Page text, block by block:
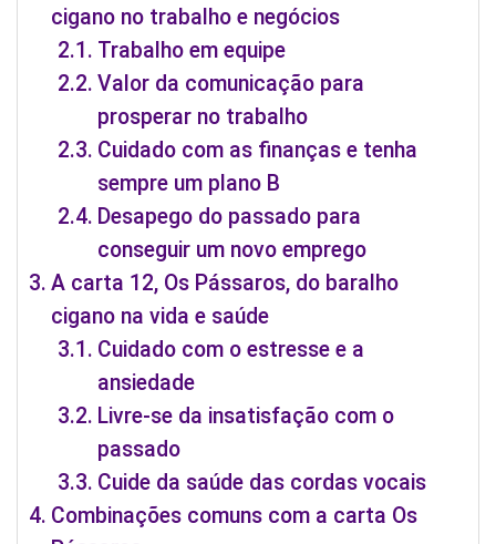
cigano no trabalho e negócios
Trabalho em equipe
Valor da comunicação para
prosperar no trabalho
Cuidado com as finanças e tenha
sempre um plano B
Desapego do passado para
conseguir um novo emprego
A carta 12, Os Pássaros, do baralho
cigano na vida e saúde
Cuidado com o estresse e a
ansiedade
Livre-se da insatisfação com o
passado
Cuide da saúde das cordas vocais
Combinações comuns com a carta Os